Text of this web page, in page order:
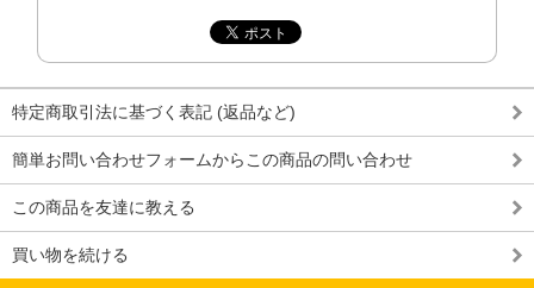
特定商取引法に基づく表記 (返品など)
簡単お問い合わせフォームからこの商品の問い合わせ
この商品を友達に教える
買い物を続ける